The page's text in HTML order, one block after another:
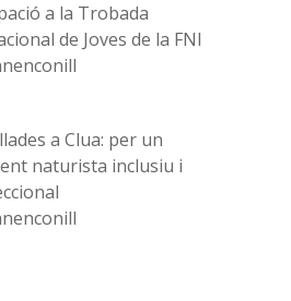
a la Trobada
de Joves de la FNI
a Clua: per un
naturista inclusiu i